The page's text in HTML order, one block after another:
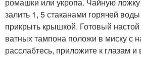
залить 1, 5 стаканами горячей
прикрыть крышкой. Готовый
ватных тампона положи в миску с
расслабтесь, приложите к глазам